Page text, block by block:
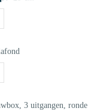
3 uitgangen, ronde